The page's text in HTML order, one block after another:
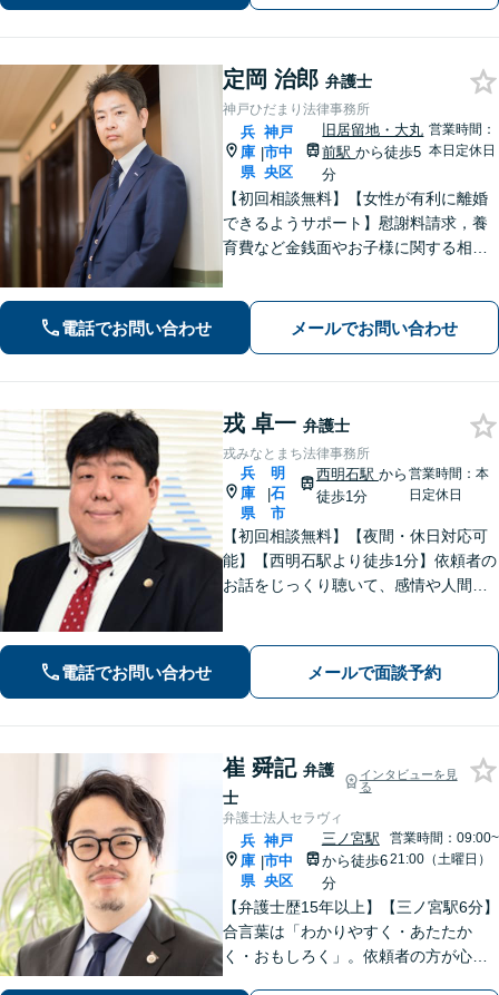
ール相談初回無料】【休日夜間対応
可】
定岡 治郎 弁護士
神戸ひだまり法律事務所
兵
庫
県
|
神戸
市中
央区
旧居留地・大丸
前駅から徒歩5
分
営業時間：
本日定休日
【初回相談無料】【女性が有利に離婚
できるようサポート】慰謝料請求，養
育費など金銭面やお子様に関する相談
持ちを大切にしながら交渉します。
【Web相談可】【平日夜間可】【神戸
電話でお問い合わせ メールでお問い合わせ
戎 卓一 弁護士
戎みなとまち法律事務所
兵
庫
県
|
明
石
市
西明石駅 から
徒歩1分
営業時間：本
日定休日
【初回相談無料】【夜間・休日対応可
能】【西明石駅より徒歩1分】依頼者の
お話をじっくり聴いて、感情や人間関
トワーク軽く迅速・誠実に対応しま
す。まずはお気軽にご相談ください。
電話でお問い合わせ メールで面談予約
崔 舜記 弁護
士
インタビューを見
る
弁護士法人セラヴィ
兵
庫
県
|
神戸
市中
央区
三ノ宮駅
から徒歩6
分
営業時間：09:00~
21:00（土曜日）
【弁護士歴15年以上】【三ノ宮駅6分】
合言葉は「わかりやすく・あたたか
く・おもしろく」。依頼者の方が心か